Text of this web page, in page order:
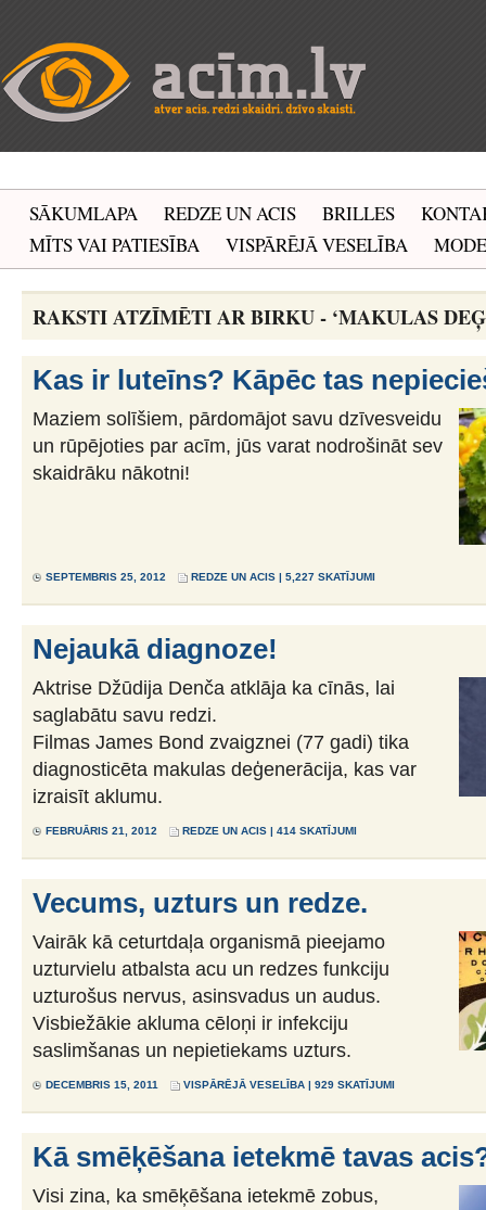
SĀKUMLAPA REDZE UN ACIS BRILLES
MĪTS VAI PATIESĪBA
VISPĀRĒJĀ VESELĪBA MODE
RAKSTI ATZĪMĒTI AR BIRKU - ‘MAKULAS
Kas ir luteīns? Kāpēc tas
Maziem solīšiem, pārdomājot savu dzīvesveidu
un rūpējoties par acīm, jūs varat nodrošināt sev
skaidrāku nākotni!
SEPTEMBRIS 25, 2012 REDZE UN ACIS | 5,227 SKATĪJUMI
Nejaukā diagnoze!
Aktrise Džūdija Denča atklāja ka cīnās, lai
saglabātu savu redzi.
Filmas James Bond zvaigznei (77 gadi) tika
diagnosticēta makulas deģenerācija, kas var
izraisīt aklumu.
FEBRUĀRIS 21, 2012 REDZE UN ACIS | 414 SKATĪJUMI
Vecums, uzturs un redze.
Vairāk kā ceturtdaļa organismā pieejamo
uzturvielu atbalsta acu un redzes funkciju
uzturošus nervus, asinsvadus un audus.
Visbiežākie akluma cēloņi ir infekciju
saslimšanas un nepietiekams uzturs.
DECEMBRIS 15, 2011 VISPĀRĒJĀ VESELĪBA | 929 SKATĪJUMI
Kā smēķēšana ietekmē tavas
Visi zina, ka smēķēšana ietekmē zobus,